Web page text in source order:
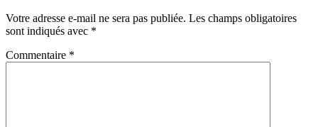
articles
Votre adresse e-mail ne sera pas publiée. Les champs obligatoires
sont indiqués avec *
Commentaire *